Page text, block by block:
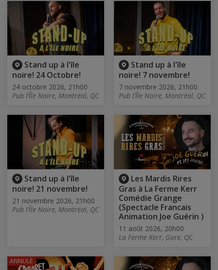
Stand up à l'île
noire! 24 Octobre!
24 octobre 2026, 21h00
Pub l’Île Noire, Montréal, QC
Stand up à l'île
noire! 7 novembre!
7 novembre 2026, 21h00
Pub l’Île Noire, Montréal, QC
Stand up à l'île
noire! 21 novembre!
21 novembre 2026, 21h00
Pub l’Île Noire, Montréal, QC
Les Mardis Rires
Gras à La Ferme Kerr
Comédie Grange
(Spectacle Francais
Animation Joe Guérin )
11 août 2026, 20h00
La Ferme Kerr, Gore, QC
ANNULÉ